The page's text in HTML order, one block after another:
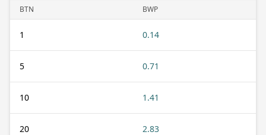
BTN BWP
1 0.14
5 0.71
10 1.41
20 2.83